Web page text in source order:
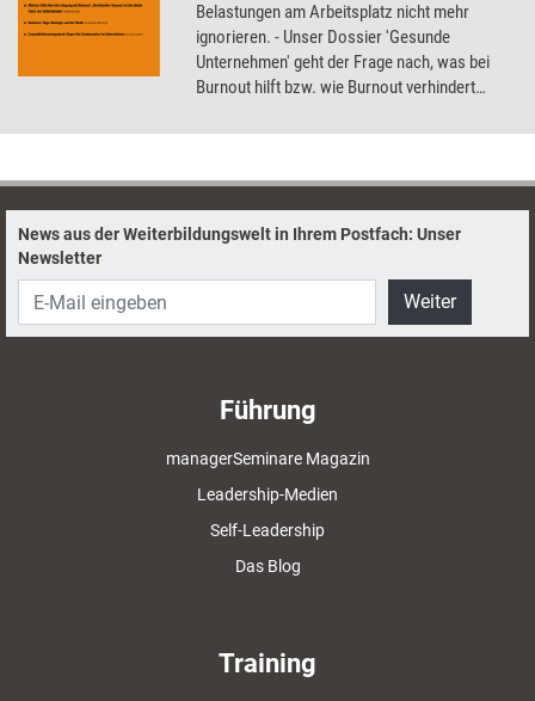
Belastungen am Arbeitsplatz nicht mehr
ignorieren. - Unser Dossier 'Gesunde
Unternehmen' geht der Frage nach, was bei
Burnout hilft bzw. wie Burnout verhindert
Gesundheitsförderung und Employee
News aus der Weiterbildungswelt in Ihrem Postfach: Unser
Newsletter
Weiter
Führung
managerSeminare Magazin
Leadership-Medien
Self-Leadership
Das Blog
Training